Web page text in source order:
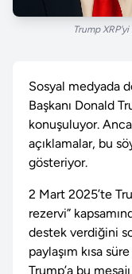
Trump
Sosyal medyada
Başkanı Donald
konuşuluyor.
açıklamalar, bu
gösteriyor.
2 Mart 2025’te
rezervi”
destek verdiğini
paylaşım kısa
Trump’a bu